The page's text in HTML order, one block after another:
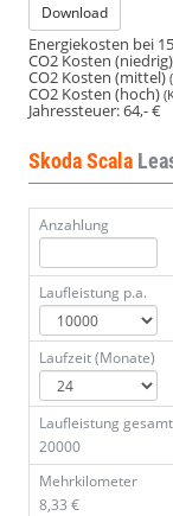
Download
Energiekosten bei
CO2 Kosten (niedrig)
CO2 Kosten (mittel)
CO2 Kosten (hoch)
Jahressteuer:64,- €
Skoda Scala
Anzahlung
Laufleistung p.a.
Laufzeit (Monate)
Laufleistung gesamt
20000
Mehrkilometer
8,33 €